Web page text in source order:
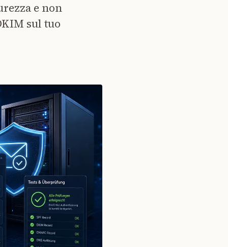
e non
sul tuo